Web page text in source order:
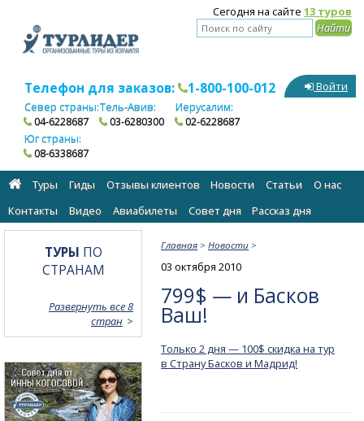
Сегодня на сайте 13 туров
Телефон для заказов: 1-800-100-012
Север страны:
04-6228687
Тель-Авив:
03-6280300
Иерусалим:
02-6228687
Юг страны:
08-6338687
Войти
Туры Гиды Отзывы клиентов Новости Статьи
О нас
Контакты
Видео Авиабилеты Cовет дня Рассказ дня
Главная >Новости >
03 октября 2010
799$ — и Басков
Ваш!
Только 2 дня — 100$ скидка на тур
в Страну Басков и Мадрид!
ТУРЫ ПО
СТРАНАМ
Развернуть все 8
стран